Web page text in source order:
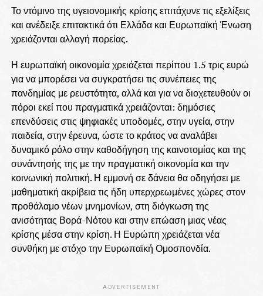
Το ντόμινο της υγειονομικής κρίσης επιτάχυνε τις εξελίξεις
και ανέδειξε επιτακτικά ότι Ελλάδα και Ευρωπαϊκή Ένωση
χρειάζονται αλλαγή πορείας.
Η ευρωπαϊκή οικονομία χρειάζεται περίπου 1.5 τρις ευρώ
για να μπορέσει να συγκρατήσει τις συνέπειες της
πανδημίας με ρευστότητα, αλλά και για να διοχετευθούν οι
πόροι εκεί που πραγματικά χρειάζονται: δημόσιες
επενδύσεις στις ψηφιακές υποδομές, στην υγεία, στην
παιδεία, στην έρευνα, ώστε το κράτος να αναλάβει
δυναμικό ρόλο στην καθοδήγηση της καινοτομίας και της
συνάντησής της με την πραγματική οικονομία και την
κοινωνική πολιτική. Η εμμονή σε δάνεια θα οδηγήσει με
μαθηματική ακρίβεια τις ήδη υπερχρεωμένες χώρες στον
προθάλαμο νέων μνημονίων, στη διόγκωση της
ανισότητας Βορά-Νότου και στην επώαση μιας νέας
κρίσης μέσα στην κρίση. Η Ευρώπη χρειάζεται νέα
συνθήκη με στόχο την Ευρωπαϊκή Ομοσπονδία.
ADVERTISEMENT